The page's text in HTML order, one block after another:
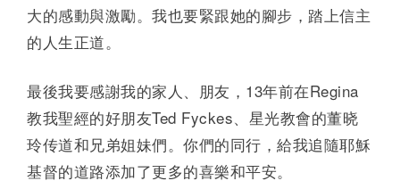
大的感動與激勵。我也要緊跟她的腳步，踏上信主
的人生正道。
最後我要感謝我的家人、朋友，13年前在Regina
教我聖經的好朋友Ted Fyckes、星光教會的董晓
玲传道和兄弟姐妹們。你們的同行，給我追隨耶穌
基督的道路添加了更多的喜樂和平安。